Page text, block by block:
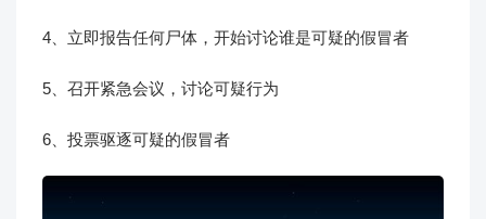
4、立即报告任何尸体，开始讨论谁是可疑的假冒者
5、召开紧急会议，讨论可疑行为
6、投票驱逐可疑的假冒者